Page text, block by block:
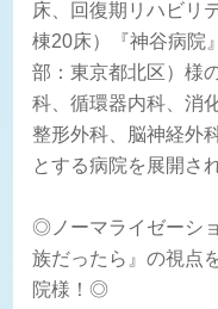
床、回復期リハビリ
棟20床）『神谷病院
部：東京都北区）様
科、循環器内科、消
整形外科、脳神経外
とする病院を展開さ
◎ノーマライゼーシ
族だったら』の視点
院様！◎